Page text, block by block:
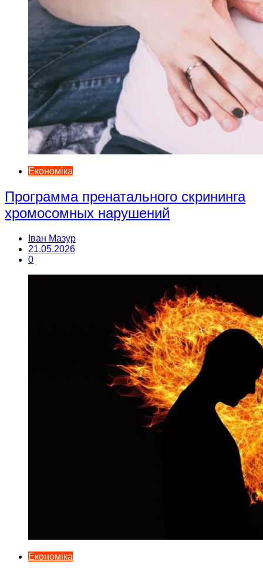
Економіка
Программа пренатального скрининга
хромосомных нарушений
Іван Мазур
21.05.2026
0
Економіка